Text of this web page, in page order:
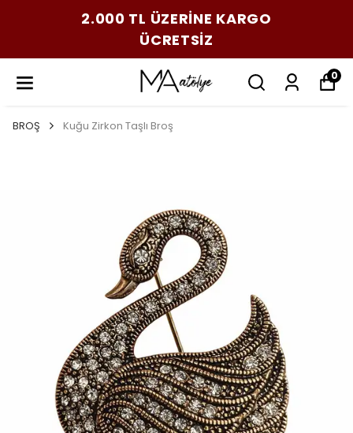
2.000 TL ÜZERİNE KARGO
ÜCRETSİZ
0
BROŞ Kuğu Zirkon Taşlı Broş